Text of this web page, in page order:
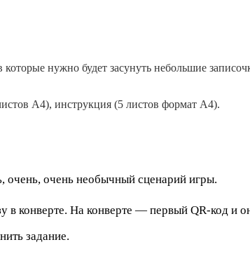
нужно будет засунуть небольшие
А4), инструкция (5 листов формат А4).
очень, очень необычный сценарий игры.
в конверте. На конверте — первый QR-код и
задание.